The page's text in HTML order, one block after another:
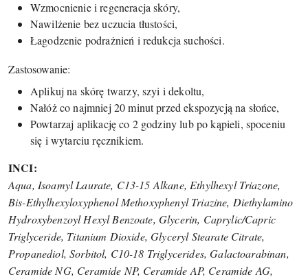
Wzmocnienie i regeneracja skóry,
Nawilżenie bez uczucia tłustości,
Łagodzenie podrażnień i redukcja suchości.
Zastosowanie:
Aplikuj na skórę twarzy, szyi i dekoltu,
Nałóż co najmniej 20 minut przed ekspozycją na słońce,
Powtarzaj aplikację co 2 godziny lub po kąpieli, spoceniu
się i wytarciu ręcznikiem.
INCI:
Aqua, Isoamyl Laurate, C13-15 Alkane, Ethylhexyl Triazone,
Bis-Ethylhexyloxyphenol Methoxyphenyl Triazine, Diethylamino
Hydroxybenzoyl Hexyl Benzoate, Glycerin, Caprylic/Capric
Triglyceride, Titanium Dioxide, Glyceryl Stearate Citrate,
Propanediol, Sorbitol, C10-18 Triglycerides, Galactoarabinan,
Ceramide NG, Ceramide NP, Ceramide AP, Ceramide AG,